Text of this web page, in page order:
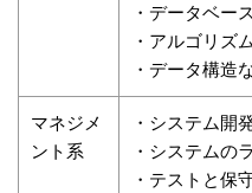
・データベース
・アルゴリズ
・データ構造
マネジメ
ント系
・システム開
・システムの
・テストと保